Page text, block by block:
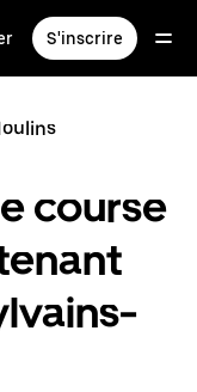
S'inscrire
course